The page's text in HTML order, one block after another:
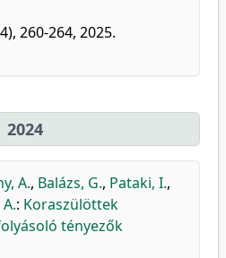
260-264, 2025.
2024
A., Balázs, G., Pataki, I.,
: Koraszülöttek
tényezők